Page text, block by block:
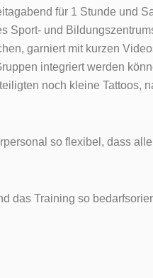
für 1 Stunde und
Sport- und
garniert mit kurzen
integriert werden
noch kleine Tattoos,
so flexibel, dass
das Training so